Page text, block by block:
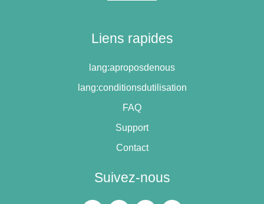
Liens rapides
lang:aproposdenous
lang:conditionsdutilisation
FAQ
Support
Contact
Suivez-nous